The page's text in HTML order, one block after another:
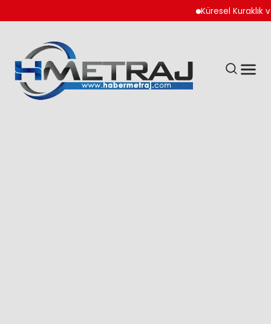
Küresel Kuraklık ve